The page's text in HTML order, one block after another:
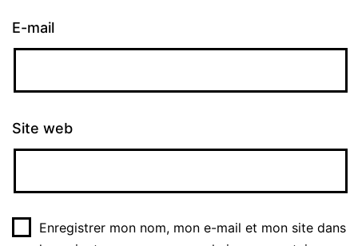
E-mail
Site web
Enregistrer mon nom, mon e-mail et mon site dans